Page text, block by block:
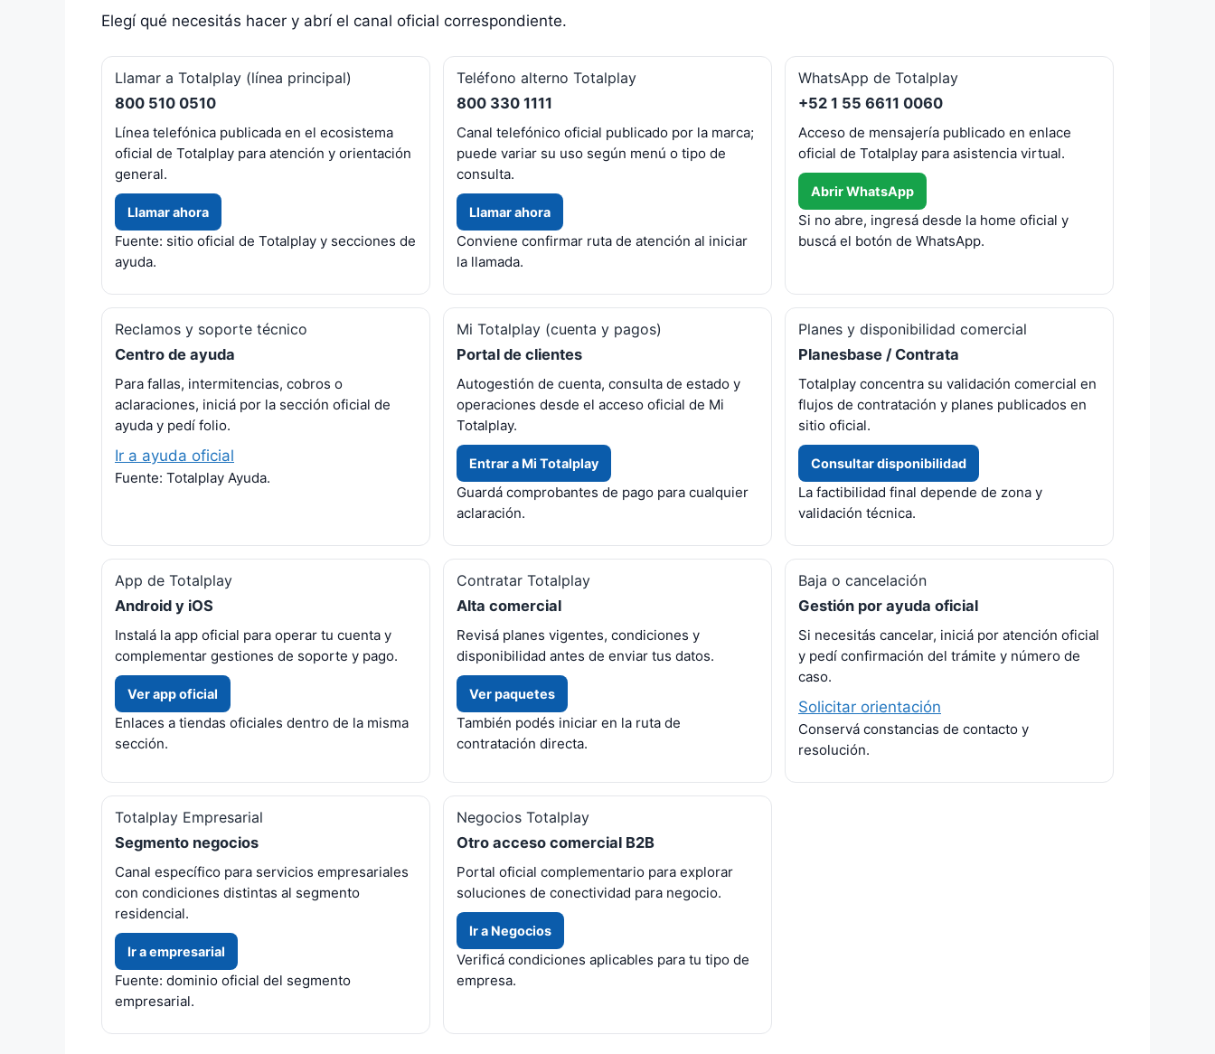
Elegí qué necesitás hacer y abrí el canal oficial correspondiente.
Llamar a Totalplay (línea principal)
800 510 0510
Línea telefónica publicada en el ecosistema
oficial de Totalplay para atención y orientación
general.
Llamar ahora
Fuente: sitio oficial de Totalplay y secciones de
ayuda.
Teléfono alterno Totalplay
800 330 1111
Canal telefónico oficial publicado por la marca;
puede variar su uso según menú o tipo de
consulta.
Llamar ahora
Conviene confirmar ruta de atención al iniciar
la llamada.
WhatsApp de Totalplay
+52 1 55 6611 0060
Acceso de mensajería publicado en enlace
oficial de Totalplay para asistencia virtual.
Abrir WhatsApp
Si no abre, ingresá desde la home oficial y
buscá el botón de WhatsApp.
Reclamos y soporte técnico
Centro de ayuda
Para fallas, intermitencias, cobros o
aclaraciones, iniciá por la sección oficial de
ayuda y pedí folio.
Ir a ayuda oficial
Fuente: Totalplay Ayuda.
Mi Totalplay (cuenta y pagos)
Portal de clientes
Autogestión de cuenta, consulta de estado y
operaciones desde el acceso oficial de Mi
Totalplay.
Entrar a Mi Totalplay
Guardá comprobantes de pago para cualquier
aclaración.
Planes y disponibilidad comercial
Planesbase / Contrata
Totalplay concentra su validación comercial en
flujos de contratación y planes publicados en
sitio oficial.
Consultar disponibilidad
La factibilidad final depende de zona y
validación técnica.
App de Totalplay
Android y iOS
Instalá la app oficial para operar tu cuenta y
complementar gestiones de soporte y pago.
Ver app oficial
Enlaces a tiendas oficiales dentro de la misma
sección.
Contratar Totalplay
Alta comercial
Revisá planes vigentes, condiciones y
disponibilidad antes de enviar tus datos.
Ver paquetes
También podés iniciar en la ruta de
contratación directa.
Baja o cancelación
Gestión por ayuda oficial
Si necesitás cancelar, iniciá por atención oficial
y pedí confirmación del trámite y número de
caso.
Solicitar orientación
Conservá constancias de contacto y
resolución.
Totalplay Empresarial
Segmento negocios
Canal específico para servicios empresariales
con condiciones distintas al segmento
residencial.
Ir a empresarial
Fuente: dominio oficial del segmento
empresarial.
Negocios Totalplay
Otro acceso comercial B2B
Portal oficial complementario para explorar
soluciones de conectividad para negocio.
Ir a Negocios
Verificá condiciones aplicables para tu tipo de
empresa.